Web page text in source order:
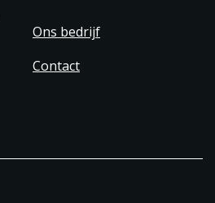
Ons bedrijf
Contact